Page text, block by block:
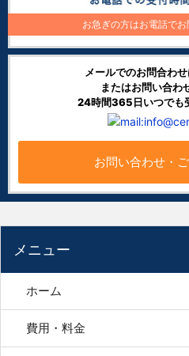
お急ぎの方はお電話でお
メールでのお問合わ
またはお問い合わ
24時間365日いつでも
お問い合わせ・
メニュー
ホーム
費用・料金